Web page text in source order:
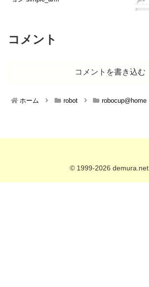
コメント
コメントを書き込む
ホーム robot robocup@home
© 1999-2026 demura.net.